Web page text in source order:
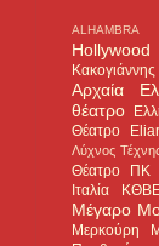
ALHAMBRA
Hollywood
Κακογιάννης
Αρχαία
θέατρο
Θέατρο
Λύχνος
Θέατρο ΠΚ
Ιταλία
Μέγαρο
Μερκούρη